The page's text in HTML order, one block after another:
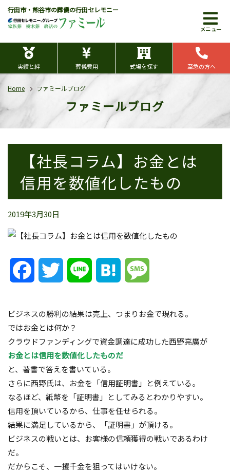
行田市・熊谷市の葬儀の行田セレモニー
メニュー
実績と絆 葬儀費用 式場を探す 至急の方へ
Home ファミールブログ
ファミールブログ
【社長コラム】お金とは
信用を数値化したもの
2019年3月30日
FacebookTwitter Line Hatena
ビジネスの勝利の結果は売上、つまりお金で現れる。
ではお金とは何か？
クラウドファンディングで資金調達に成功した西野亮廣が
お金とは信用を数値化したものだ
と、著書で答えを書いている。
さらに西野氏は、お金を「信用証明書」と例えている。
なるほど、紙幣を「証明書」としてみるとわかりやすい。
信用を頂いているから、仕事を任せられる。
結果に満足しているから、「証明書」が頂ける。
ビジネスの戦いとは、お客様の信頼獲得の戦いであるわけ
だ。
だからこそ、一攫千金を狙ってはいけない。